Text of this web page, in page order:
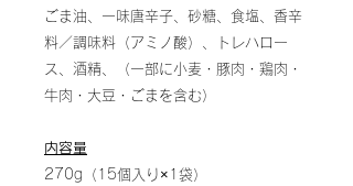
ごま油、一味唐辛子、砂糖、食塩、香辛
料／調味料（アミノ酸）、トレハロー
ス、酒精、（一部に小麦・豚肉・鶏肉・
牛肉・大豆・ごまを含む）
内容量
270g（15個入り×1袋）